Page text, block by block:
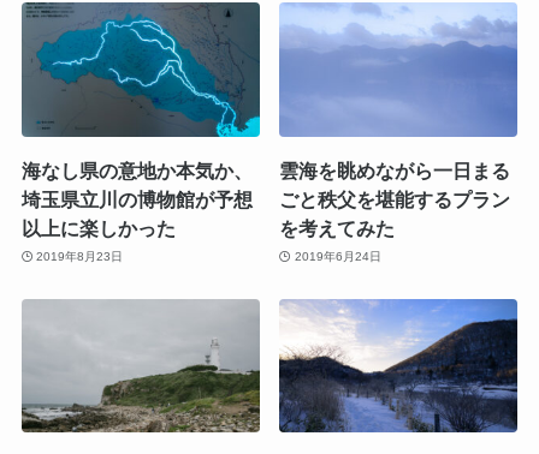
海なし県の意地か本気か、
埼玉県立川の博物館が予想
以上に楽しかった
2019年8月23日
雲海を眺めながら一日まる
ごと秩父を堪能するプラン
を考えてみた
2019年6月24日